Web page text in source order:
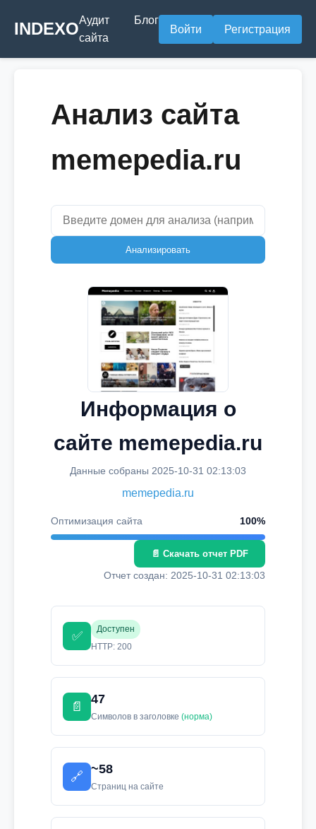
INDEXOАудит
сайта
Блог
Войти Регистрация
Анализ сайта
memepedia.ru
Анализировать
Информация о
сайте memepedia.ru
Данные собраны 2025-10-31 02:13:03
memepedia.ru
Оптимизация сайта 100%
📄 Скачать отчет PDF
Отчет создан: 2025-10-31 02:13:03
✅
Доступен
HTTP: 200
📄
47
Символов в заголовке (норма)
🔗
~58
Страниц на сайте